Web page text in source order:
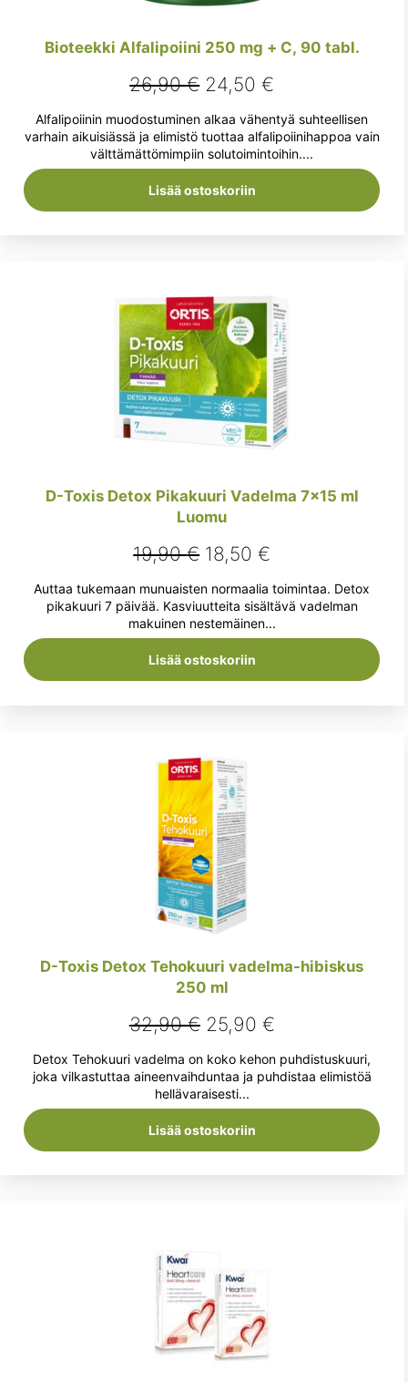
Bioteekki Alfalipoiini 250 mg + C, 90 tabl.
26,90€ Alkuperäinen
hinta
oli:
26,90 €.
24,50€
hinta
on:
24,50 €.
Alfalipoiinin muodostuminen alkaa vähentyä suhteellisen
varhain aikuisiässä ja elimistö tuottaa alfalipoiinihappoa vain
välttämättömimpiin solutoimintoihin....
Lisää ostoskoriin
D-Toxis Detox Pikakuuri Vadelma 7×15 ml
Luomu
19,90€ Alkuperäinen
oli:
19,90 €.
18,50€
hinta
on:
18,50 €.
Auttaa tukemaan munuaisten normaalia toimintaa. Detox
pikakuuri 7 päivää. Kasviuutteita sisältävä vadelman
makuinen nestemäinen...
Lisää ostoskoriin
D-Toxis Detox Tehokuuri vadelma-hibiskus
250 ml
32,90€ Alkuperäinen
hinta
oli:
32,90 €.
25,90 €Nykyinen
hinta
on:
Detox Tehokuuri vadelma on koko kehon puhdistuskuuri,
joka vilkastuttaa aineenvaihduntaa ja puhdistaa elimistöä
hellävaraisesti...
Lisää ostoskoriin